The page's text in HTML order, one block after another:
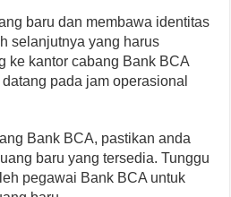
baru dan membawa identitas
selanjutnya yang harus
ke kantor cabang Bank BCA
pada jam operasional
Bank BCA, pastikan anda
baru yang tersedia. Tunggu
pegawai Bank BCA untuk